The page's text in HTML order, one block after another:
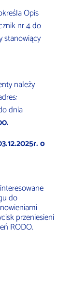
Opis
nr 4 do
stanowiący
należy
dnia
o
do
przeniesieni
RODO.